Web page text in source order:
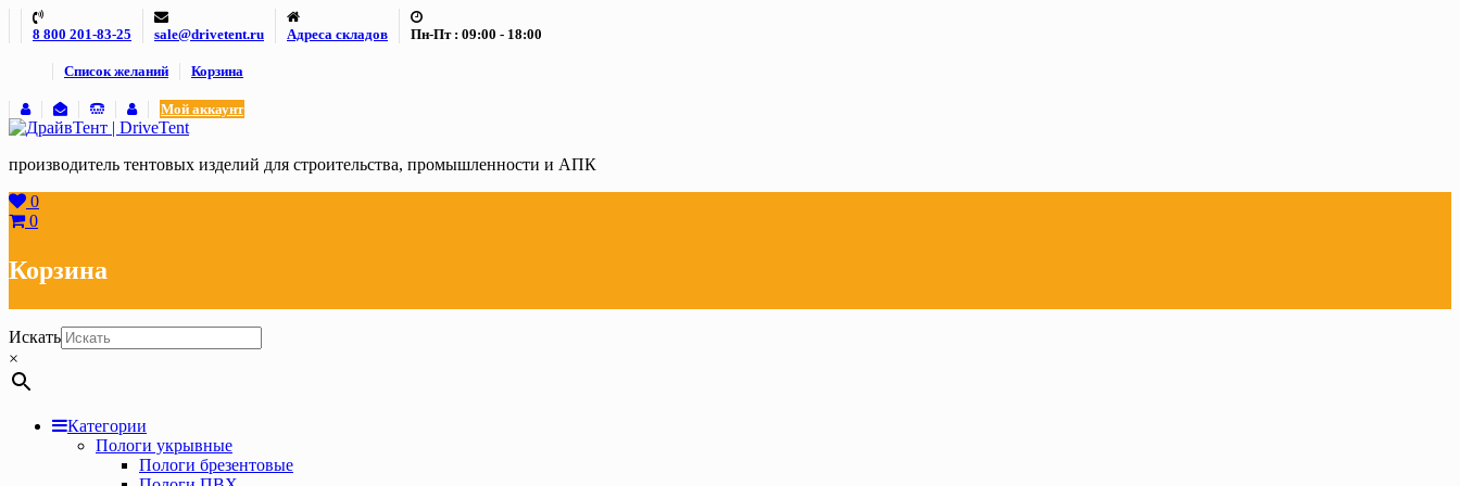
Skip
8 800 201-83-25 sale@drivetent.ru Адреса складов Пн-Пт : 09:00 - 18:00
Список желаний Корзина
Мой аккаунт
производитель тентовых изделий для строительства, промышленности и АПК
0
0
Корзина
Искать
×
Категории
Пологи укрывные
Пологи брезентовые